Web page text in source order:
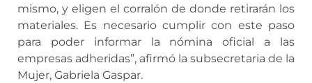
mismo, y eligen el corralón de donde retirarán los
materiales. Es necesario cumplir con este paso
para poder informar la nómina oficial a las
empresas adheridas”, afirmó la subsecretaria de la
Mujer, Gabriela Gaspar.